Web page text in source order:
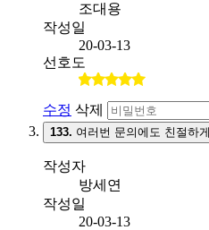
조대용
작성일
20-03-13
선호도
수정 삭제
133. 여러번 문의에도 친절하
작성자
방세연
작성일
20-03-13